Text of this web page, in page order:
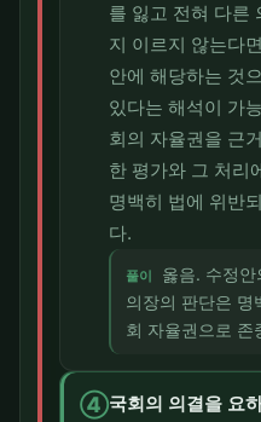
를 잃고 전혀 다른
지 이르지 않는다
안에 해당하는 것
있다는 해석이 가
회의 자율권을 근
한 평가와 그 처리
명백히 법에 위반
다.
풀이
옳음. 수정안
의장의 판단은 명
회 자율권으로
④국회의 의결을 요